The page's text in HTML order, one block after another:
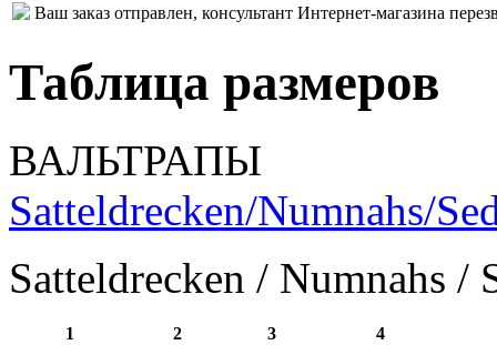
Ваш заказ отправлен, консультант Интернет-магазина
Таблица размеров
ВАЛЬТРАПЫ
Satteldrecken/Numnahs/
Satteldrecken / Numnahs /
1 2 3
4